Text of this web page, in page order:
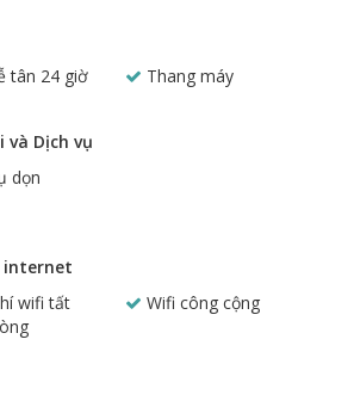
tân 24 giờ
Thang máy
và Dịch vụ
dọn
internet
wifi tất
Wifi công cộng